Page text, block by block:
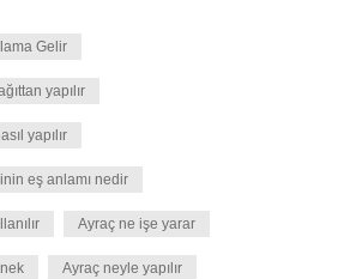
Gelir
yapılır
yapılır
eş anlamı nedir
Ayraç ne işe yarar
Ayraç neyle yapılır